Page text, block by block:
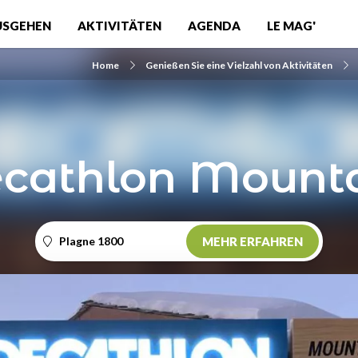
AKTIVITÄTEN AGENDA LE MAG'
Home Genießen Sie eine Vielzahl von Aktivitäten
Plagne 1800 MEHR ERFAHREN